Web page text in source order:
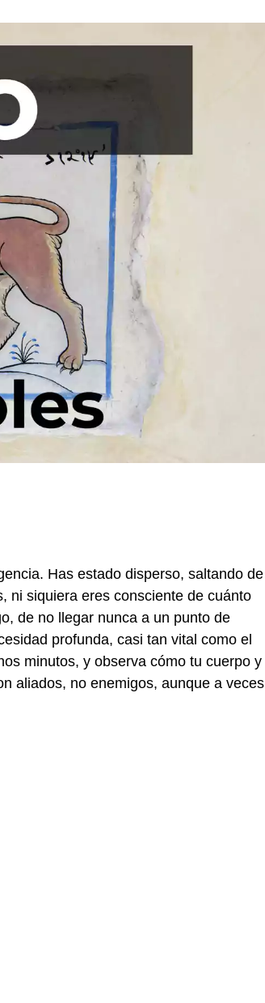
Has estado disperso, saltando de
ni siquiera eres consciente de cuánto
de no llegar nunca a un punto de
profunda, casi tan vital como el
minutos, y observa cómo tu cuerpo y
aliados, no enemigos, aunque a veces